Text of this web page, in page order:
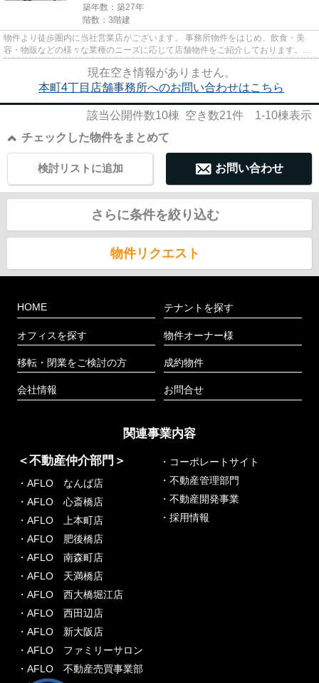
築年数：築27年
階数：3階建
物件より徒歩圏内に当社営業店がございます。 事務所物件をはじめ、飲食・美
容・物販などの様々な業種のニーズに応じて店舗物件をご紹介しております。
尚、弊社ではおとり広告は一切...
現在空き情報がありません。
本町4丁目店舗事務所へのお問い合わせはこちら
該当公開件数10棟 空き数21件 1-10棟表示
チェックした物件をまとめて
お問い合わせ
検討リストに追加
さらに条件を絞り込む
物件リクエスト
HOME
オフィスを探す
移転・閉業をご検討の方
会社情報
テナントを探す
物件オーナー様
成約物件
お問合せ
関連事業内容
＜不動産仲介部門＞
・AFLO なんば店
・AFLO 心斎橋店
・AFLO 上本町店
・AFLO 肥後橋店
・AFLO 南森町店
・AFLO 天満橋店
・AFLO 西大橋堀江店
・AFLO 西田辺店
・AFLO 新大阪店
・AFLO ファミリーサロン
・AFLO 不動産売買事業部
・コーポレートサイト
・不動産管理部門
・不動産開発事業
・採用情報